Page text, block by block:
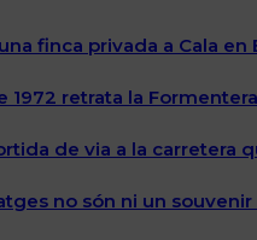
finca privada a Cala
1972 retrata la
de via a la carretera
no són ni un